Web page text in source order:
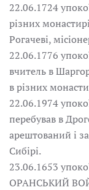
22.06.1724
різних
Рогачеві,
22.06.1776
вчитель в
в різних
22.06.1974
перебував в
арештований і
Сибірі.
23.06.1653
ОРАНСЬКИЙ